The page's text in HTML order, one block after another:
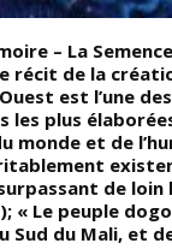
– La
récit de la
est l’une
les plus
monde et de
de loin
« Le peuple
Sud du Mali, et